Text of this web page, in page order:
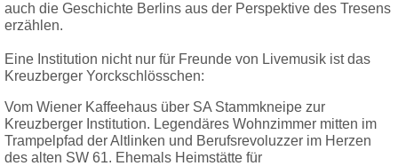
auch die Geschichte Berlins aus der Perspektive des Tresens
erzählen.
Eine Institution nicht nur für Freunde von Livemusik ist das
Kreuzberger Yorckschlösschen:
Vom Wiener Kaffeehaus über SA Stammkneipe zur
Kreuzberger Institution. Legendäres Wohnzimmer mitten im
Trampelpfad der Altlinken und Berufsrevoluzzer im Herzen
des alten SW 61. Ehemals Heimstätte für